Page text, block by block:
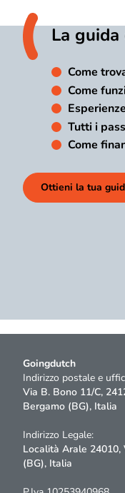
La
Come
Come
Tutti i
Come
Ottieni la tua
Goingdutch
Indirizzo postale e
Via B. Bono 11/C,
Bergamo (BG), Italia
Indirizzo Legale:
Località Arale 24010,
(BG), Italia